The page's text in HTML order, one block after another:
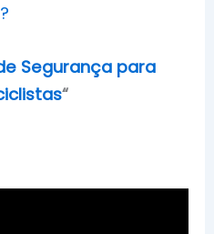
Segurança para
“